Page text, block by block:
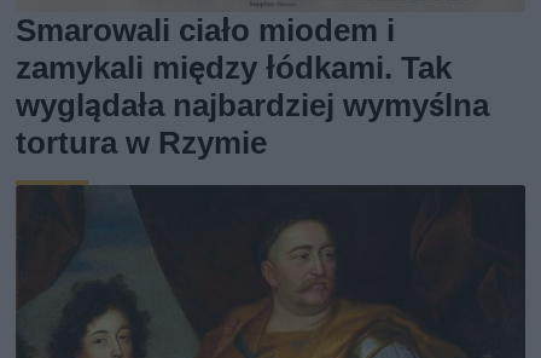
Smarowali ciało miodem i
zamykali między łódkami. Tak
wyglądała najbardziej wymyślna
tortura w Rzymie